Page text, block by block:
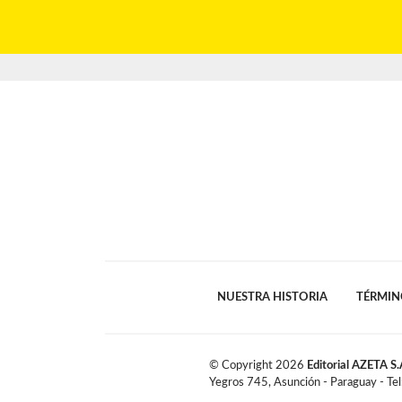
NUESTRA HISTORIA
© Copyright 2026 Editorial AZETA
Yegros 745, Asunción - Paraguay -